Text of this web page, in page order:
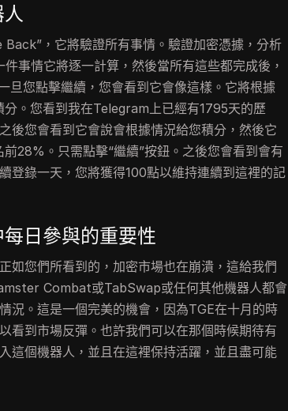
，它將驗證所有事情。驗證加密憑據，分析
事情它將逐一計算，然後當所有這些都完成後，
旦您點擊繼續，您會看到它會像這樣。它將根據
。您看到我在Telegram上已經有1795天的歷
後您會看到它會說會根據情況給您積分，然後它
28%。只需點擊“繼續”按鈕。之後您會看到會有
登錄一天，您將獲得100點以維持連續到這裡的記
日參與的重要性
如您們所看到的，加密市場也在崩潰，這給我們
Combat或TabSwap或任何其他機器人都會
況。這是一個完美的機會，因為TGE在十月的時
看到市場反彈。也許我們可以在那個時候期待有
這個機器人，並且在這裡保持活躍，並且盡可能